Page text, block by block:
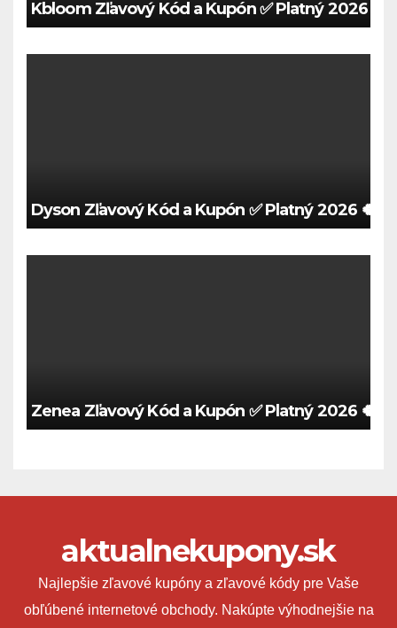
Kbloom Zľavový Kód a Kupón ✅ Platný 2026 🍀
Dyson Zľavový Kód a Kupón ✅ Platný 2026 🍀
Zenea Zľavový Kód a Kupón ✅ Platný 2026 🍀
aktualnekupony.sk
Najlepšie zľavové kupóny a zľavové kódy pre Vaše
obľúbené internetové obchody. Nakúpte výhodnejšie na